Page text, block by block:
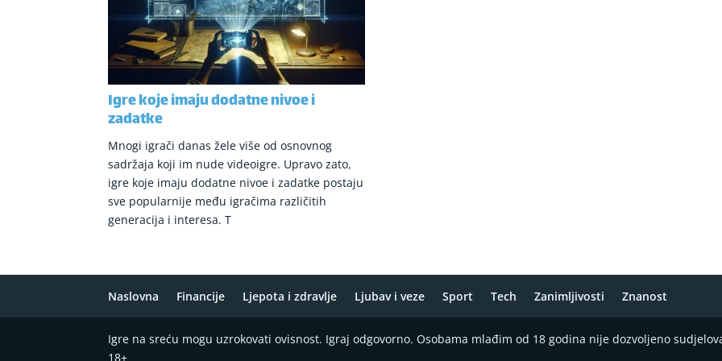
Igre koje imaju dodatne nivoe i
zadatke
Mnogi igrači danas žele više od osnovnog
sadržaja koji im nude videoigre. Upravo zato,
igre koje imaju dodatne nivoe i zadatke postaju
sve popularnije među igračima različitih
generacija i interesa. T
Naslovna Financije Ljepota i zdravlje Ljubav i veze Sport Tech Zanimljivosti Znanost
Igre na sreću mogu uzrokovati ovisnost. Igraj odgovorno. Osobama mlađim od 18 godina nije dozvoljeno
18+